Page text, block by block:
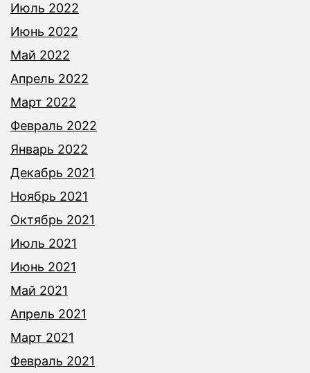
Июль 2022
Июнь 2022
Май 2022
Апрель 2022
Март 2022
Февраль 2022
Январь 2022
Декабрь 2021
Ноябрь 2021
Октябрь 2021
Июль 2021
Июнь 2021
Май 2021
Апрель 2021
Март 2021
Февраль 2021